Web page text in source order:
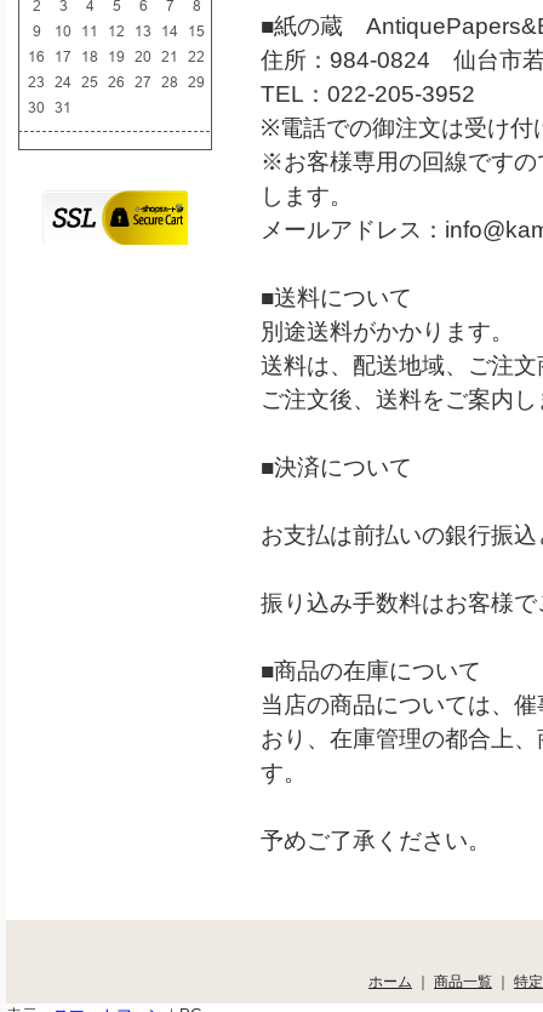
■紙の蔵
住所：984-0824 仙台市
TEL：022-205-3952
※電話での御注文は受け付
※お客様専用の回線ですの
します。
メールアドレス：
■送料について
別途送料がかかります。
送料は、配送地域、ご注
ご注文後、送料をご案内
■決済について
お支払は前払いの銀行振
振り込み手数料はお客様
■商品の在庫について
当店の商品については、
おり、在庫管理の都合上
す。
予めご了承ください。
ホーム ｜ 商品一覧 ｜ 特